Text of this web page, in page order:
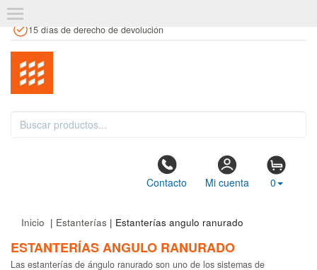
15 días de derecho de devolución
Contacto Mi cuenta 0
Inicio | Estanterías | Estanterías angulo ranurado
ESTANTERÍAS ANGULO RANURADO
Las estanterías de ángulo ranurado son uno de los sistemas de